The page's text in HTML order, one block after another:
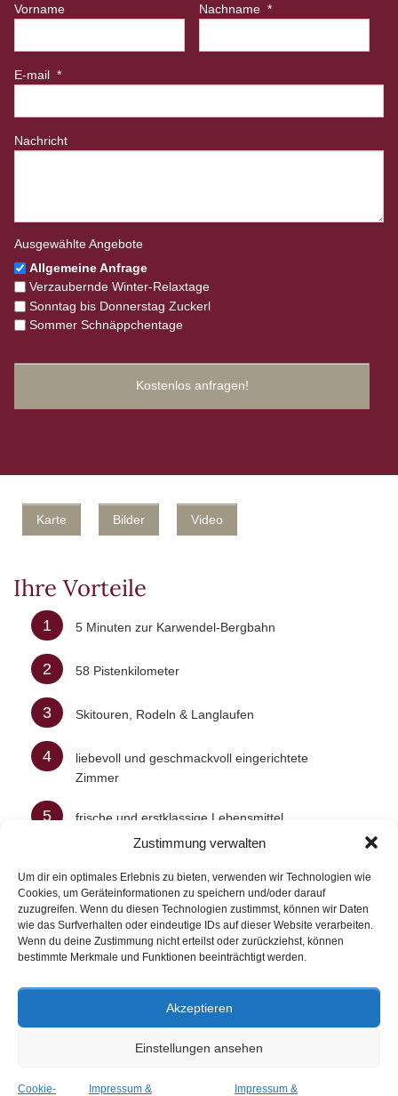
Zustimmung verwalten
Um dir ein optimales Erlebnis zu bieten, verwenden wir Technologien wie
Cookies, um Geräteinformationen zu speichern und/oder darauf
zuzugreifen. Wenn du diesen Technologien zustimmst, können wir Daten
wie das Surfverhalten oder eindeutige IDs auf dieser Website verarbeiten.
Wenn du deine Zustimmung nicht erteilst oder zurückziehst, können
bestimmte Merkmale und Funktionen beeinträchtigt werden.
Akzeptieren
Einstellungen ansehen
Cookie- Impressum & Impressum &
Vorname Nachname *
E-mail *
Nachricht
Ausgewählte Angebote
Allgemeine Anfrage
Verzaubernde Winter-Relaxtage
Sonntag bis Donnerstag Zuckerl
Sommer Schnäppchentage
Karte Bilder Video
Ihre Vorteile
1 5 Minuten zur Karwendel-Bergbahn
2 58 Pistenkilometer
3 Skitouren, Rodeln & Langlaufen
4
liebevoll und geschmackvoll eingerichtete
Zimmer
5 frische und erstklassige Lebensmittel
7 Spa-Bereich mit Whirlpool, Sauna uvm.
LandingpageandAds Management